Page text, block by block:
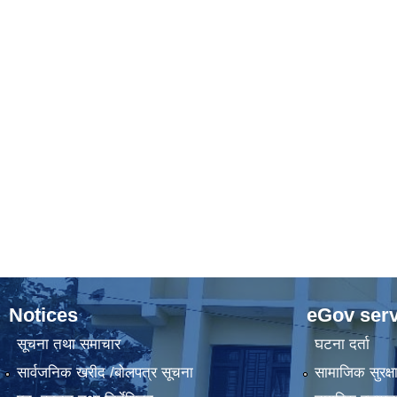
Notices
सूचना तथा समाचार
सार्वजनिक खरीद /बोलपत्र सूचना
eGov
घटना दर्ता
सामाजिक सुरक्षा